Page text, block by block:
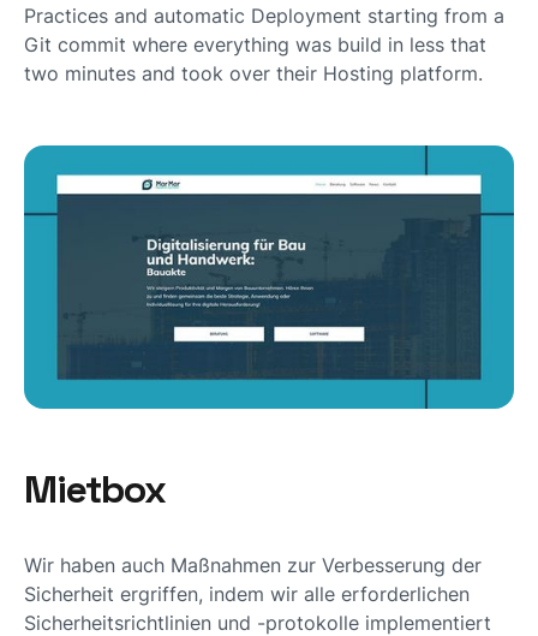
Practices and automatic Deployment starting from a
Git commit where everything was build in less that
two minutes and took over their Hosting platform.
Mietbox
Wir haben auch Maßnahmen zur Verbesserung der
Sicherheit ergriffen, indem wir alle erforderlichen
Sicherheitsrichtlinien und -protokolle implementiert